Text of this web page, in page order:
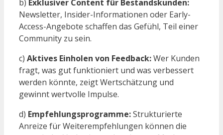
b) Exklusiver Content für Bestandskunden:
Newsletter, Insider-Informationen oder Early-
Access-Angebote schaffen das Gefühl, Teil einer
Community zu sein.
c) Aktives Einholen von Feedback:Wer Kunden
fragt, was gut funktioniert und was verbessert
werden könnte, zeigt Wertschätzung und
gewinnt wertvolle Impulse.
d) Empfehlungsprogramme:Strukturierte
Anreize für Weiterempfehlungen können die